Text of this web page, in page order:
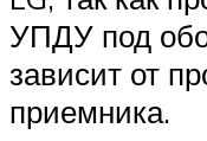
УПДУ под
зависит от
приемника.